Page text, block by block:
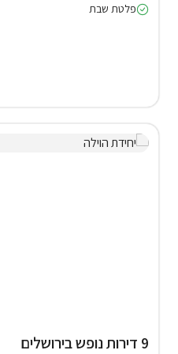
פלטת שבת
9 דירות נופש בירושלים